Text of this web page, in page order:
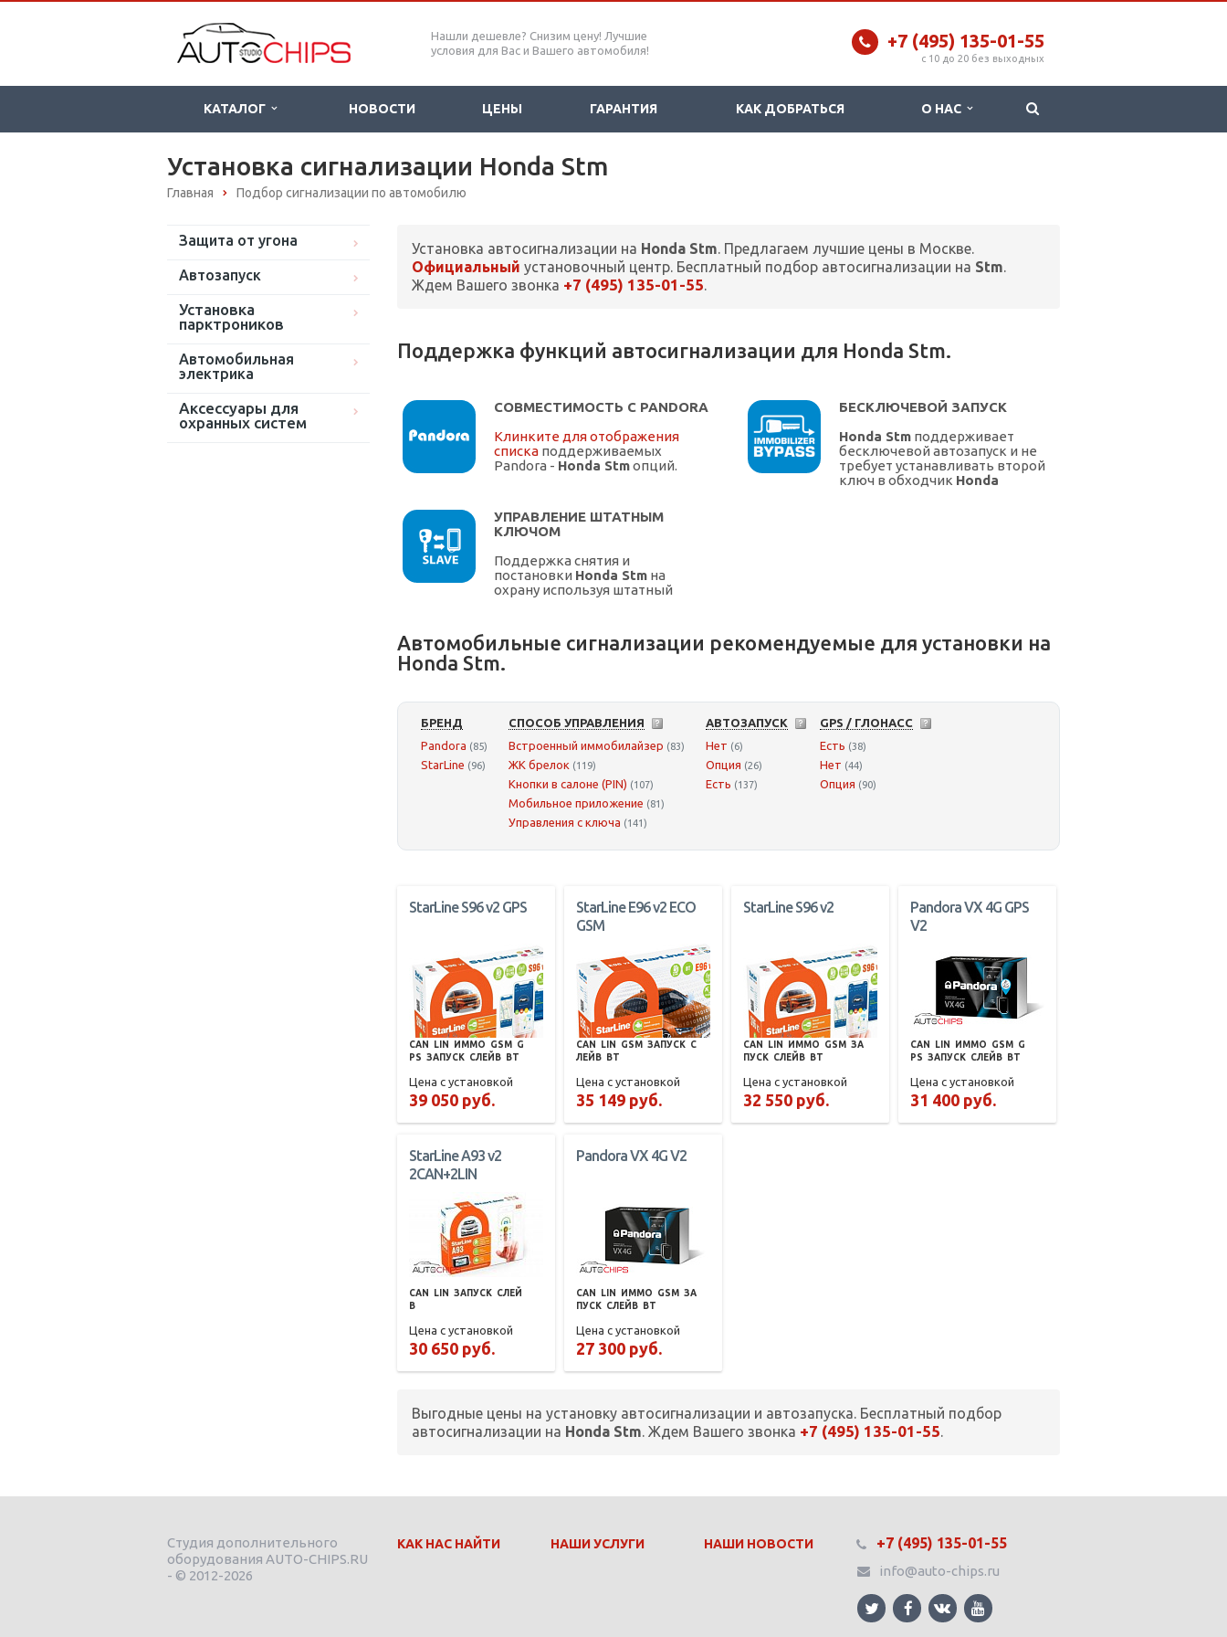
Нашли дешевле? Снизим цену! Лучшие
условия для Вас и Вашего автомобиля!
+7 (495) 135-01-55
c 10 до 20 без выходных
КАТАЛОГ НОВОСТИ ЦЕНЫ ГАРАНТИЯ КАК ДОБРАТЬСЯ О НАС
Установка сигнализации Honda Stm
Главная Подбор сигнализации по автомобилю
Защита от угона
Автозапуск
Установка
парктроников
Автомобильная
электрика
Аксессуары для
охранных систем
Установка автосигнализации на Honda Stm. Предлагаем лучшие цены в Москве.
Официальный установочный центр. Бесплатный подбор автосигнализации на Stm.
Ждем Вашего звонка +7 (495) 135-01-55.
Поддержка функций автосигнализации для Honda Stm.
СОВМЕСТИМОСТЬ С PANDORA
Клинките для отображения
списка поддерживаемых
Pandora - Honda Stmопций.
БЕСКЛЮЧЕВОЙ ЗАПУСК
Honda Stm поддерживает
бесключевой автозапуск и не
требует устанавливать второй
ключ в обходчик Honda
УПРАВЛЕНИЕ ШТАТНЫМ
КЛЮЧОМ
Поддержка снятия и
постановки Honda Stm на
охрану используя штатный
Автомобильные сигнализации рекомендуемые для установки на
Honda Stm.
БРЕНД
Pandora (85)
StarLine (96)
СПОСОБ УПРАВЛЕНИЯ
Встроенный иммобилайзер (83)
ЖК брелок (119)
Кнопки в салоне (PIN) (107)
Мобильное приложение (81)
Управления с ключа (141)
АВТОЗАПУСК
Нет (6)
Опция (26)
Есть (137)
GPS / ГЛОНАСС
Есть (38)
Нет (44)
Опция (90)
StarLine S96 v2 GPS
CAN LIN ИММО GSM G
PS ЗАПУСК СЛЕЙВ BT
Цена с установкой
39 050 руб.
StarLine E96 v2 ECO
GSM
CAN LIN GSM ЗАПУСК С
ЛЕЙВ
BT
Цена с установкой
35 149 руб.
StarLine S96 v2
CAN LIN ИММО GSM ЗА
ПУСК СЛЕЙВ BT
Цена с установкой
32 550 руб.
Pandora VX 4G GPS
V2
CAN LIN ИММО GSM G
PS ЗАПУСК СЛЕЙВ BT
Цена с установкой
31 400 руб.
StarLine A93 v2
2CAN+2LIN
CAN LIN ЗАПУСК СЛЕЙ
В
Цена с установкой
30 650 руб.
Pandora VX 4G V2
CAN LIN ИММО GSM ЗА
ПУСК СЛЕЙВ BT
Цена с установкой
27 300 руб.
Выгодные цены на установку автосигнализации и автозапуска. Бесплатный подбор
автосигнализации на Honda Stm. Ждем Вашего звонка +7 (495) 135-01-55.
Студия дополнительного
оборудования AUTO-CHIPS.RU
- © 2012-2026
КАК НАС НАЙТИ НАШИ УСЛУГИ НАШИ НОВОСТИ +7 (495) 135-01-55
info@auto-chips.ru